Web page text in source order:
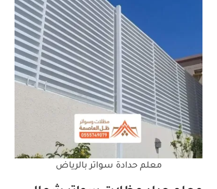
معلم حدادة سواتر بالرياض